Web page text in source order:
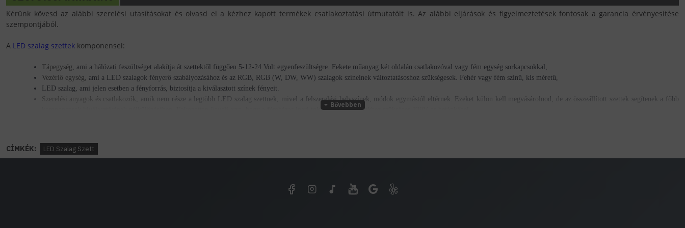
Kérünk kövesd az alábbi szerelési utasításokat és olvasd el a kézhez kapott termékek csatlakoztatási útmutatóit is. Az alábbi eljárások és figyelmeztetések fontosak a garancia érvényesítése
szempontjából.
A LED szalag szettek komponensei:
Tápegység, ami a hálózati feszültséget alakítja át szettektől függően 5-12-24 Volt egyenfeszültségre. Fekete műanyag két oldalán csatlakozóval vagy fém egység sorkapcsokkal,
Vezérlő egység, ami a LED szalagok fényerő szabályozásához és az RGB, RGB (W, DW, WW) szalagok színeinek változtatásoshoz szükségesek. Fehér vagy fém színű, kis méretű,
LED szalag, ami jelen esetben a fényforrás, biztosítja a kiválasztott színek fényeit.
Szerelési anyagok és csatlakozók
, amik nem része a legtöbb LED szalag szettnek, mivel a felszerelési helyszínek, módok egymástól eltérnek. Ezeket külön kell megvásárolnod, de az összeállított szettek segítenek a főbb
komponensek kiválasztásának nélkülözésében. Fokozottan ügyelj arra, hogy a fémházas ipari tokozott tápegységekhez szükséges
Alumínium LED profilok, amelyek a mechanikai, fizikai védelmen kívül esztétikai megjelenést ad a fényforrásnak,
CÍMKÉK: LED Szalag Szett